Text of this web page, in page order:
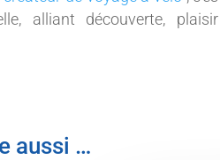
alliant découverte,
aussi …